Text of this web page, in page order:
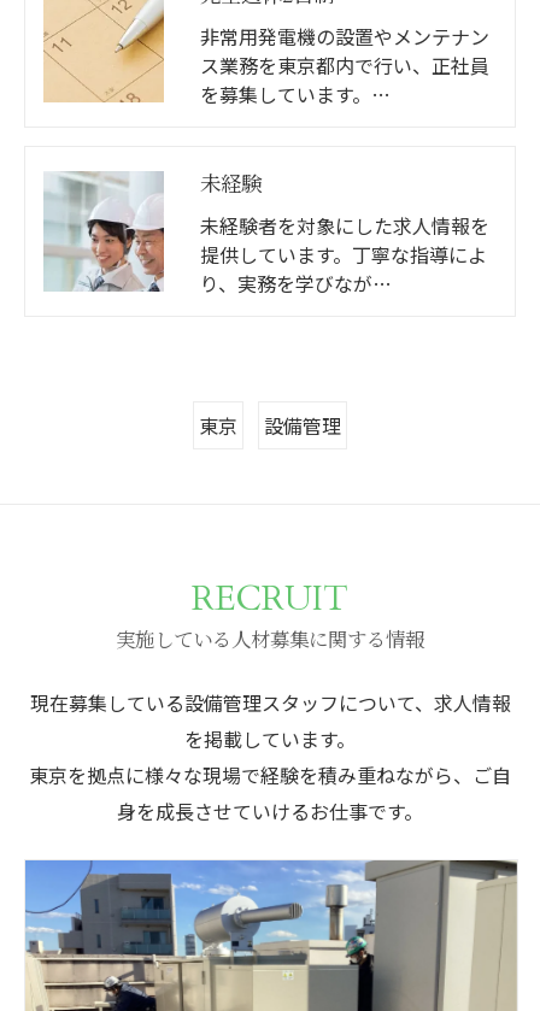
非常用発電機の設置やメンテナン
ス業務を東京都内で行い、正社員
を募集しています。…
未経験
未経験者を対象にした求人情報を
提供しています。丁寧な指導によ
り、実務を学びなが…
東京 設備管理
実施している人材募集に関する情報
RECRUIT
現在募集している設備管理スタッフについて、求人情報
を掲載しています。
東京を拠点に様々な現場で経験を積み重ねながら、ご自
身を成長させていけるお仕事です。